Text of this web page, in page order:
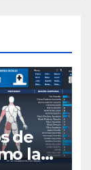
de
la